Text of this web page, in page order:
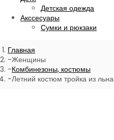
Детская одежда
Акссесуары
Сумки и рюкзаки
Главная
Женщины
Комбинезоны, костюмы
Летний костюм тройка из льна